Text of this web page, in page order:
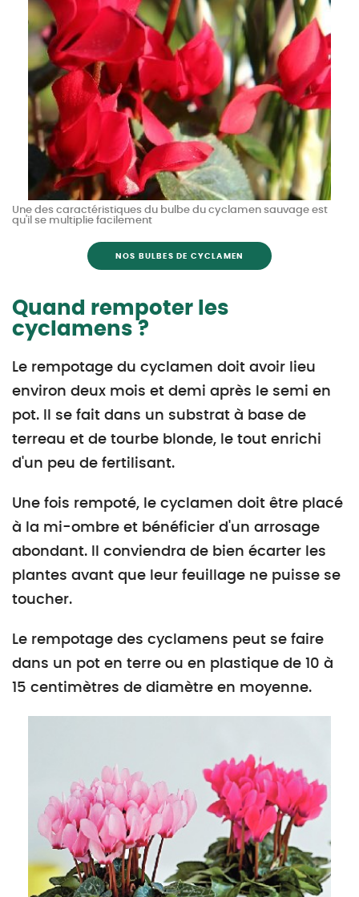
Une des caractéristiques du bulbe du cyclamen sauvage est
qu'il se multiplie facilement
NOS BULBES DE CYCLAMEN
Quand rempoter les
cyclamens ?
Le rempotage du cyclamen doit avoir lieu
environ deux mois et demi après le semi en
pot. Il se fait dans un substrat à base de
terreau et de tourbe blonde, le tout enrichi
d'un peu de fertilisant.
Une fois rempoté, le cyclamen doit être placé
à la mi-ombre et bénéficier d'un arrosage
abondant. Il conviendra de bien écarter les
plantes avant que leur feuillage ne puisse se
toucher.
Le rempotage des cyclamens peut se faire
dans un pot en terre ou en plastique de 10 à
15 centimètres de diamètre en moyenne.